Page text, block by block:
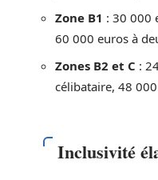
Zone B1 : 30 000
60 000 euros à
Zones B2 et C :
célibataire, 48
Inclusivité